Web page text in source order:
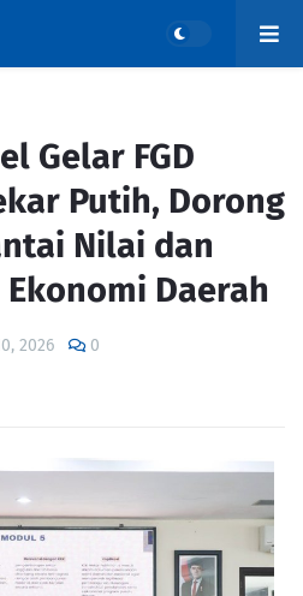
Gelar FGD
Putih, Dorong
Nilai dan
Daerah
2026 0